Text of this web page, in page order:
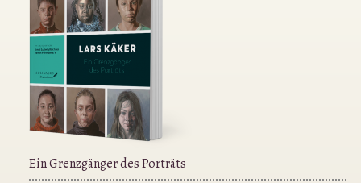
Ein Grenzgänger des Porträts